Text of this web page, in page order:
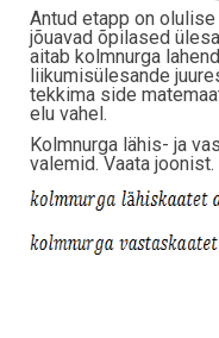
Antud etapp on
jõuavad õpilased
aitab kolmnurga
liikumisülesande
tekkima side
elu vahel.
Kolmnurga lähis- ja
valemid. Vaata joonist.